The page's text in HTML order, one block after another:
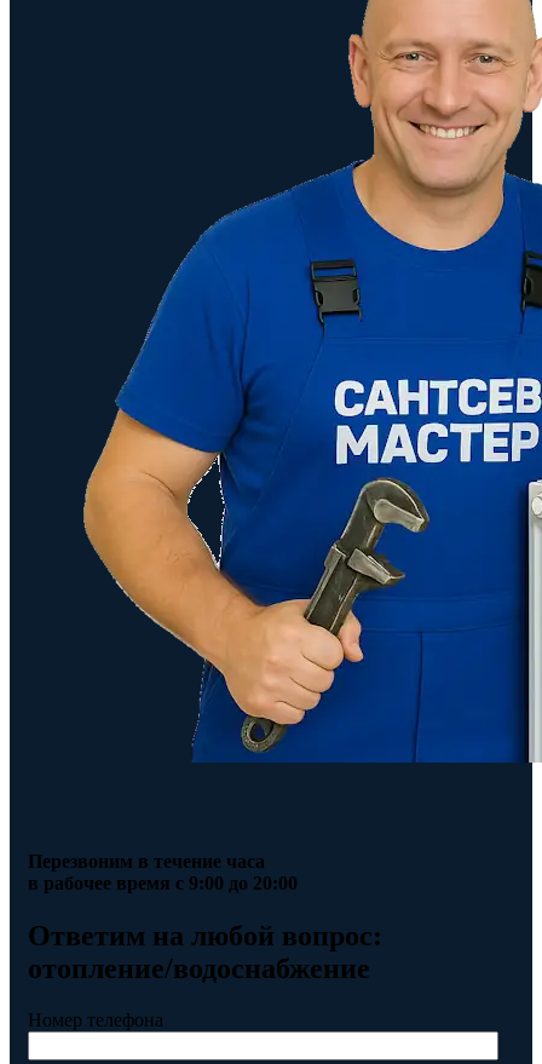
Перезвоним в течение часа
в рабочее время с 9:00 до 20:00
Ответим на любой вопрос:
отопление/водоснабжение
Номер телефона